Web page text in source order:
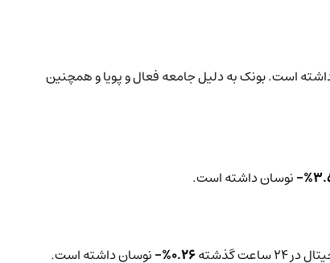
است. بونک به دلیل جامعه فعال و پویا و همچنین
نوسان داشته است.
گذشته 0.26%- نوسان داشته است.